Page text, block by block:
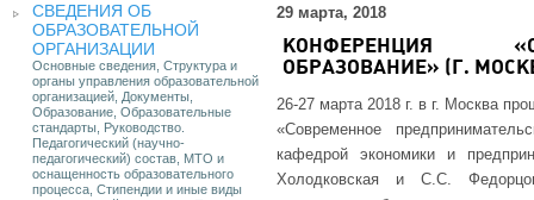
СВЕДЕНИЯ ОБ
ОБРАЗОВАТЕЛЬНОЙ
ОРГАНИЗАЦИИ
Основные сведения, Структура и
органы управления образовательной
организацией, Документы,
Образование, Образовательные
стандарты, Руководство.
Педагогический (научно-
педагогический) состав, МТО и
оснащенность образовательного
процесса, Стипендии и иные виды
29 марта, 2018
КОНФЕРЕНЦИЯ
ОБРАЗОВАНИЕ» (Г.
26-27 марта 2018 г. в г. Москва
«Современное
кафедрой экономики и
Холодковская и С.С.